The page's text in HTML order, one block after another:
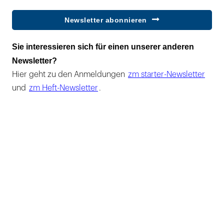
Newsletter abonnieren
Sie interessieren sich für einen unserer anderen
Newsletter?
Hier geht zu den Anmeldungen zm starter-Newsletter
und zm Heft-Newsletter .